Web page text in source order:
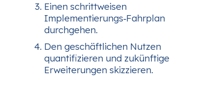
Einen schrittweisen
Implementierungs‑Fahrplan
durchgehen.
Den geschäftlichen Nutzen
quantifizieren und zukünftige
Erweiterungen skizzieren.